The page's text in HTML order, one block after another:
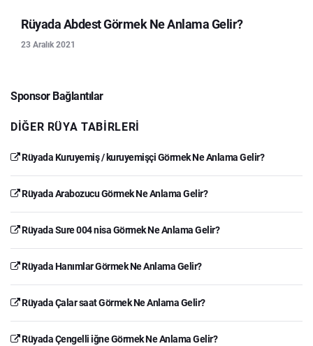
Rüyada Abdest Görmek Ne Anlama Gelir?
23 Aralık 2021
Sponsor Bağlantılar
DIĞER RÜYA TABIRLERI
Rüyada Kuruyemiş / kuruyemişçi Görmek Ne Anlama Gelir?
Rüyada Arabozucu Görmek Ne Anlama Gelir?
Rüyada Sure 004 nisa Görmek Ne Anlama Gelir?
Rüyada Hanımlar Görmek Ne Anlama Gelir?
Rüyada Çalar saat Görmek Ne Anlama Gelir?
Rüyada Çengelli iğne Görmek Ne Anlama Gelir?